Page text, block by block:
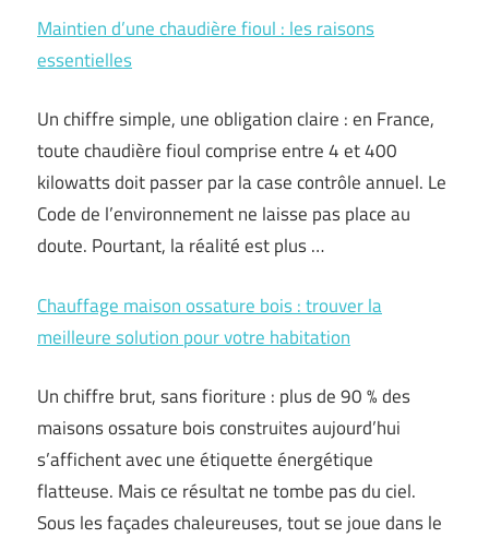
Maintien d’une chaudière fioul : les raisons
essentielles
Un chiffre simple, une obligation claire : en France,
toute chaudière fioul comprise entre 4 et 400
kilowatts doit passer par la case contrôle annuel. Le
Code de l’environnement ne laisse pas place au
doute. Pourtant, la réalité est plus …
Chauffage maison ossature bois : trouver la
meilleure solution pour votre habitation
Un chiffre brut, sans fioriture : plus de 90 % des
maisons ossature bois construites aujourd’hui
s’affichent avec une étiquette énergétique
flatteuse. Mais ce résultat ne tombe pas du ciel.
Sous les façades chaleureuses, tout se joue dans le